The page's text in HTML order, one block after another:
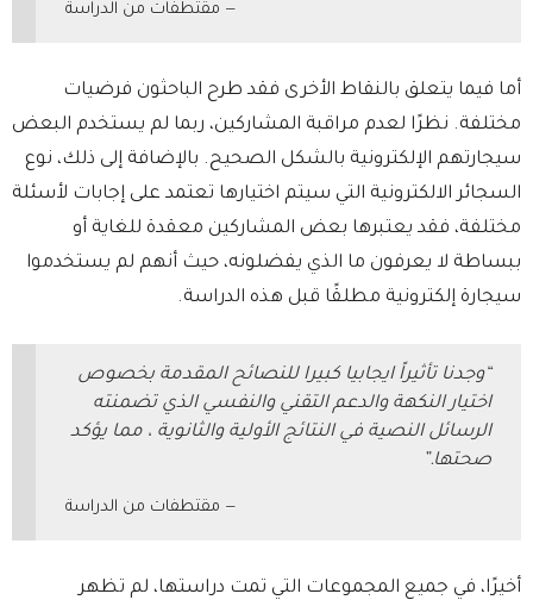
مقتطفات من الدراسة
أما فيما يتعلق بالنقاط الأخرى فقد طرح الباحثون فرضيات
مختلفة. نظرًا لعدم مراقبة المشاركين، ربما لم يستخدم البعض
سيجارتهم الإلكترونية بالشكل الصحيح. بالإضافة إلى ذلك، نوع
السجائر الالكترونية التي سيتم اختيارها تعتمد على إجابات لأسئلة
مختلفة، فقد يعتبرها بعض المشاركين معقدة للغاية أو
ببساطة لا يعرفون ما الذي يفضلونه، حيث أنهم لم يستخدموا
سيجارة إلكترونية مطلقًا قبل هذه الدراسة.
“وجدنا تأثيراً ايجابيا كبيرا للنصائح المقدمة بخصوص
اختيار النكهة والدعم التقني والنفسي الذي تضمنته
الرسائل النصية في النتائج الأولية والثانوية ، مما يؤكد
صحتها.”
مقتطفات من الدراسة
أخيرًا، في جميع المجموعات التي تمت دراستها، لم تظهر